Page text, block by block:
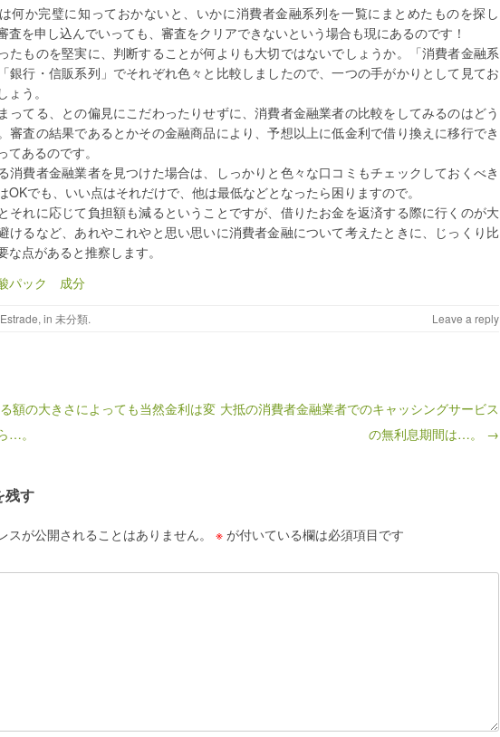
何か完璧に知っておかないと、いかに消費者金融系列を一覧にまとめたものを探し
査を申し込んでいっても、審査をクリアできないという場合も現にあるのです！
たものを堅実に、判断することが何よりも大切ではないでしょうか。「消費者金融系
銀行・信販系列」でそれぞれ色々と比較しましたので、一つの手がかりとして見てお
ょう。
ってる、との偏見にこだわったりせずに、消費者金融業者の比較をしてみるのはどう
審査の結果であるとかその金融商品により、予想以上に低金利で借り換えに移行でき
てあるのです。
消費者金融業者を見つけた場合は、しっかりと色々な口コミもチェックしておくべき
OKでも、いい点はそれだけで、他は最低などとなったら困りますので。
それに応じて負担額も減るということですが、借りたお金を返済する際に行くのが大
けるなど、あれやこれやと思い思いに消費者金融について考えたときに、じっくり比
な点があると推察します。
パック 成分
Estrade, in 未分類. Leave a reply
額の大きさによっても当然金利は変
…。
大抵の消費者金融業者でのキャッシングサービス
の無利息期間は…。 →
残す
スが公開されることはありません。 ※ が付いている欄は必須項目です